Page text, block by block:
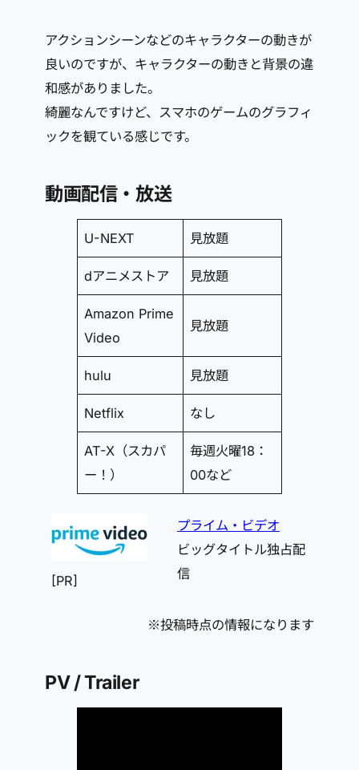
アクションシーンなどのキャラクターの動きが
良いのですが、キャラクターの動きと背景の違
和感がありました。
綺麗なんですけど、スマホのゲームのグラフィ
ックを観ている感じです。
動画配信・放送
U-NEXT 見放題
dアニメストア 見放題
Amazon Prime
Video
見放題
hulu 見放題
Netflix なし
AT-X（スカパ
ー！）
毎週火曜18：
00など
[PR]
プライム・ビデオ
ビッグタイトル独占配
信
※投稿時点の情報になります
PV / Trailer